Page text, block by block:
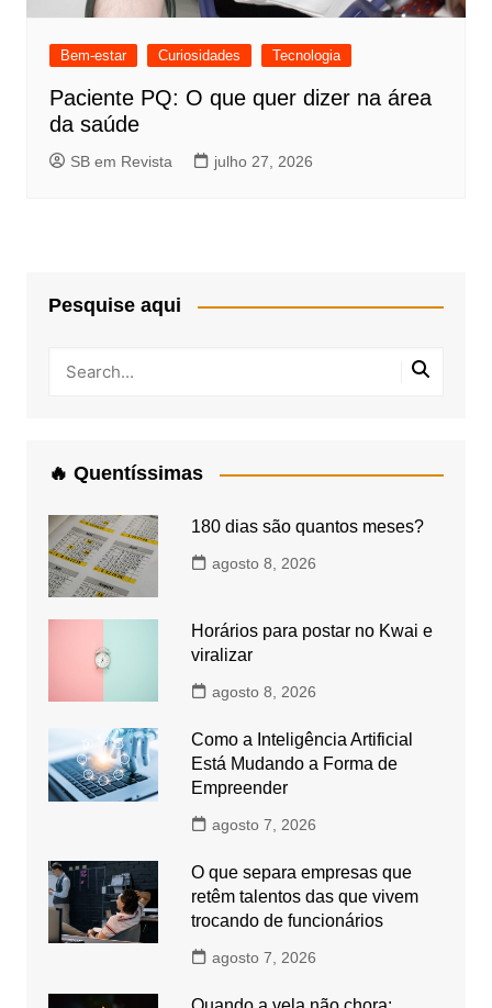
Bem-estar Curiosidades Tecnologia
Paciente PQ: O que quer dizer na área
da saúde
SB em Revista julho 27, 2026
Pesquise aqui
🔥 Quentíssimas
180 dias são quantos meses?
agosto 8, 2026
Horários para postar no Kwai e
viralizar
agosto 8, 2026
Como a Inteligência Artificial
Está Mudando a Forma de
Empreender
agosto 7, 2026
O que separa empresas que
retêm talentos das que vivem
trocando de funcionários
agosto 7, 2026